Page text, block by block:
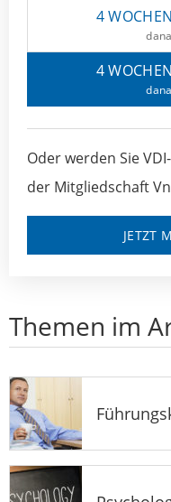
4
4
Oder werden Sie
der Mitgliedschaft
JETZT
Themen im